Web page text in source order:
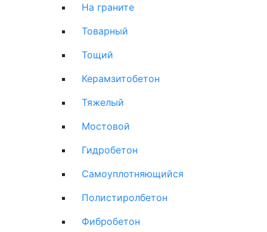
На граните
Товарный
Тощий
Керамзитобетон
Тяжелый
Мостовой
Гидробетон
Самоуплотняющийся
Полистиролбетон
Фибробетон